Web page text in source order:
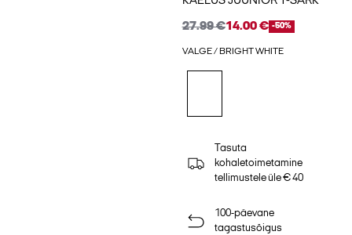
27.99 €14.00 € -50%
VALGE / BRIGHT WHITE
Tasuta
kohaletoimetamine
tellimustele üle € 40
100-päevane
tagastusõigus